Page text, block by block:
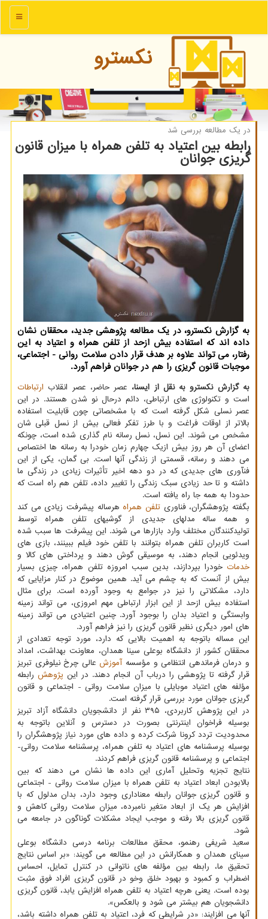
منو
نكسترو
در یك مطالعه بررسی شد
رابطه بین اعتیاد به تلفن همراه با میزان قانون
گریزی جوانان
به گزارش نکسترو، در یک مطالعه پژوهشی جدید، محققان نشان
داده اند که استفاده بیش ازحد از تلفن همراه و اعتیاد به این
رفتار، می تواند علاوه بر هدف قرار دادن سلامت روانی - اجتماعی،
موجبات قانون گریزی را هم در جوانان فراهم آورد.
به گزارش نکسترو به نقل از ایسنا، عصر حاضر، عصر انقلاب ارتباطات
است و تکنولوژی های ارتباطی، دائم درحال نو شدن هستند. در این
عصر نسلی شکل گرفته است که با مشخصاتی چون قابلیت استفاده
بالاتر از اوقات فراغت و با طرز تفکر فعالی بیش از نسل قبلی شان
مشخص می شوند. این نسل، نسل رسانه نام گذاری شده است، چونکه
اعضای آن هر روز بیش ازیک چهارم زمان خودرا به رسانه ها اختصاص
می دهند و رسانه، قسمتی از زندگی آنها است. بی گمان، یکی از این
فنآوری های جدیدی که در دو دهه اخیر تأثیرات زیادی در زندگی ما
داشته و تا حد زیادی سبک زندگی را تغییر داده، تلفن هم راه است که
حدودا به همه جا راه یافته است.
بگفته پژوهشگران، فناوری تلفن همراه هرساله پیشرفت زیادی می کند
و همه ساله مدلهای جدیدی از گوشیهای تلفن همراه توسط
تولیدکنندگان مختلف وارد بازارها می شوند. این پیشرفت ها سبب شده
است کاربران تلفن همراه بتوانند با تلفن خود فیلم ببینند، بازی های
ویدئویی انجام دهند، به موسیقی گوش دهند و پرداختی های کالا و
خدمات خودرا بپردازند، بدین سبب امروزه تلفن همراه، چیزی بسیار
بیش از آنست که به چشم می آید. همین موضوع در کنار مزایایی که
دارد، مشکلاتی را نیز در جوامع به وجود آورده است. برای مثال
استفاده بیش ازحد از این ابزار ارتباطی مهم امروزی، می تواند زمینه
وابستگی و اعتیاد بدان را بوجود آورد. چنین اعتیادی می تواند زمینه
های امور دیگری نظیر قانون گریزی را نیز فراهم آورد.
این مساله باتوجه به اهمیت بالایی که دارد، مورد توجه تعدادی از
محققان کشور از دانشگاه بوعلی سینا همدان، معاونت بهداشت، امداد
و درمان فرماندهی انتظامی و مؤسسهآموزشعالی چرخ نیلوفری تبریز
قرار گرفته تا پژوهشی را درباب آن انجام دهند. در این پژوهشرابطه
مؤلفه های اعتیاد موبایلی با میزان سلامت روانی - اجتماعی و قانون
گریزی جوانان مورد بررسی قرار گرفته است.
در این پژوهش کاربردی، ۳۹۵ نفر از دانشجویان دانشگاه آزاد تبریز
بوسیله فراخوان اینترنتی بصورت در دسترس و آنلاین باتوجه به
محدودیت تردد کرونا شرکت کرده و داده های مورد نیاز پژوهشگران را
بوسیله پرسشنامه های اعتیاد به تلفن همراه، پرسشنامه سلامت روانی-
اجتماعی و پرسشنامه قانون گریزی فراهم کردند.
نتایج تجزیه وتحلیل آماری این داده ها نشان می دهند که بین
بالابودن ابعاد اعتیاد به تلفن همراه با میزان سلامت روانی - اجتماعی
و قانون گریزی جوانان رابطه معناداری وجود دارد، بدان مدلول که با
افزایش هر یک از ابعاد متغیر نامبرده، میزان سلامت روانی کاهش و
قانون گریزی بالا رفته و موجب ایجاد مشکلات گوناگون در جامعه می
شود.
سعید شریفی رهنمو، محقق مطالعات برنامه درسی دانشگاه بوعلی
سینای همدان و همکارانش در این مطالعه می گویند: «بر اساس نتایج
تحقیق ما، رابطه بین مؤلفه های ناتوانی در کنترل تمایل، احساس
اضطراب و کمبود و بهبود خلق وخو در قانون گریزی افراد فوق مثبت
بوده است. یعنی هرچه اعتیاد به تلفن همراه افزایش یابد، قانون گریزی
دانشجویان هم بیشتر می شود و بالعکس».
آنها می افزایند: «در شرایطی که فرد، اعتیاد به تلفن همراه داشته باشد،